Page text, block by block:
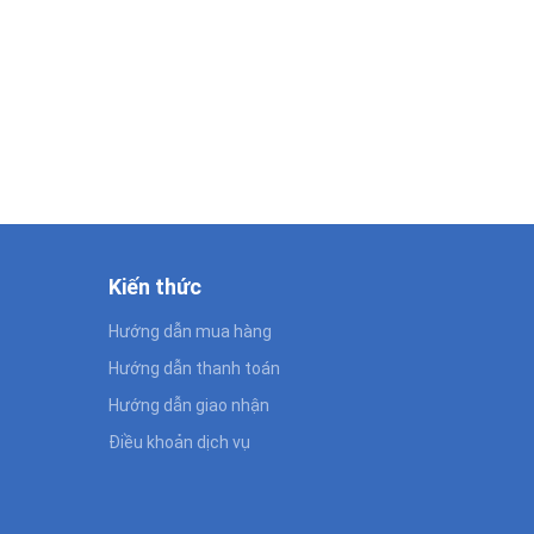
Kiến thức
Hướng dẫn mua hàng
Hướng dẫn thanh toán
Hướng dẫn giao nhận
Điều khoản dịch vụ